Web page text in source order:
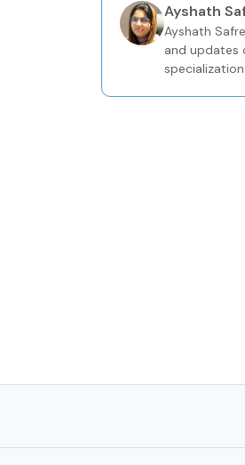
Ayshath
Ayshath
and updates